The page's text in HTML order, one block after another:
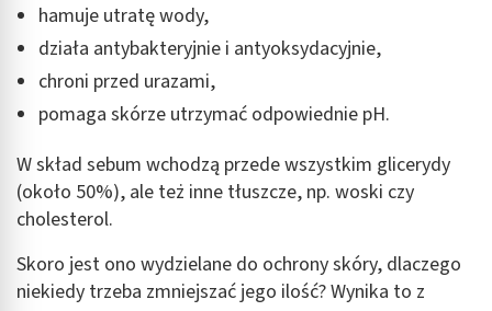
hamuje utratę wody,
działa antybakteryjnie i antyoksydacyjnie,
chroni przed urazami,
pomaga skórze utrzymać odpowiednie pH.
W skład sebum wchodzą przede wszystkim glicerydy
(około 50%), ale też inne tłuszcze, np. woski czy
cholesterol.
Skoro jest ono wydzielane do ochrony skóry, dlaczego
niekiedy trzeba zmniejszać jego ilość? Wynika to z